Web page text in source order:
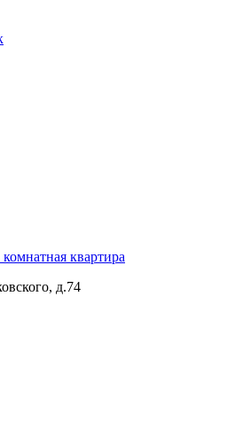
квартира
д.74